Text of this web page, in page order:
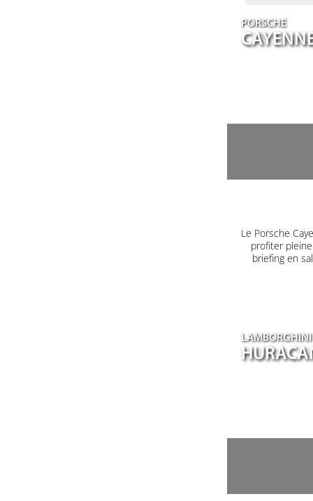
PORSCHE
Le Porsche
profiter
briefing en
LAMBORGHINI